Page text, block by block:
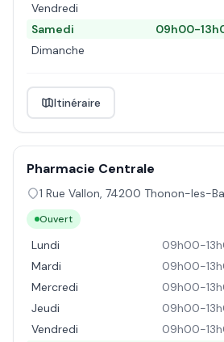
Vendredi
Samedi
09h00-
Dimanche
Itinéraire
Pharmacie Centrale
1 Rue Vallon, 74200 Thonon-les-
Ouvert
Lundi
09h00-
Mardi
09h00-
Mercredi
09h00-
Jeudi
09h00-
Vendredi
09h00-